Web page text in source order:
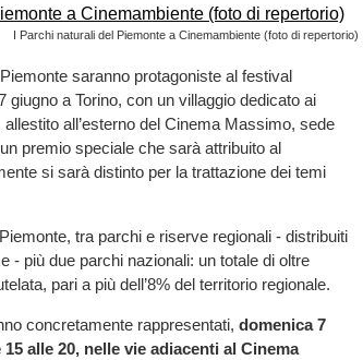
I Parchi naturali del Piemonte a Cinemambiente (foto di repertorio)
saranno protagoniste al festival
giugno a Torino, con un villaggio dedicato ai
all’esterno del Cinema Massimo, sede
premio speciale che sarà attribuito al
si sarà distinto per la trattazione dei temi
tra parchi e riserve regionali - distribuiti
- più due parchi nazionali: un totale di oltre
pari a più dell’8% del territorio regionale.
concretamente rappresentati, domenica 7
alle 20, nelle vie adiacenti al Cinema